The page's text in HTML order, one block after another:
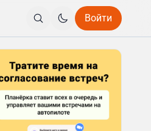
Войти